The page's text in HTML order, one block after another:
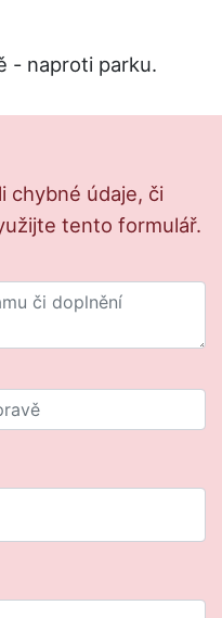
- naproti parku.
chybné údaje, či
tento formulář.